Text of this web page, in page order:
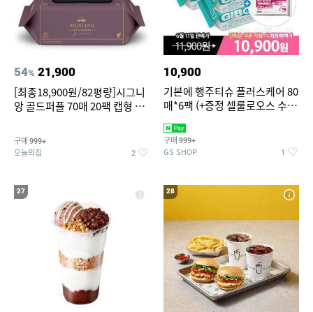
54% 21,900
[최종18,900원/82평량]시그니
앙 골드퍼플 70매 20팩 캡형 아
구매 999+
오늘의집 2
10,900
기본에 행주티슈 플러스케어 80
매*6팩 (+증정 셀룰로오스 수세
구매 999+
GS SHOP 1
27 28